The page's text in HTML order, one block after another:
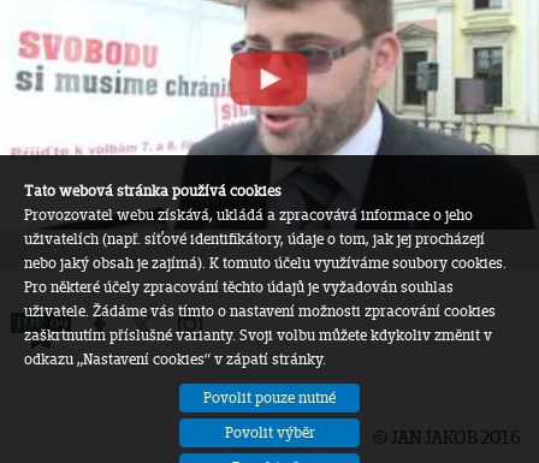
© JAN JAKOB 2016
Tato webová stránka používá cookies
Provozovatel webu získává, ukládá a zpracovává informace o jeho
uživatelích (např. síťové identifikátory, údaje o tom, jak jej procházejí
nebo jaký obsah je zajímá). K tomuto účelu využíváme soubory cookies.
Pro některé účely zpracování těchto údajů je vyžadován souhlas
uživatele. Žádáme vás tímto o nastavení možnosti zpracování cookies
zaškrtnutím příslušné varianty. Svoji volbu můžete kdykoliv změnit v
odkazu „Nastavení cookies“ v zápatí stránky.
Povolit pouze nutné
Povolit výběr